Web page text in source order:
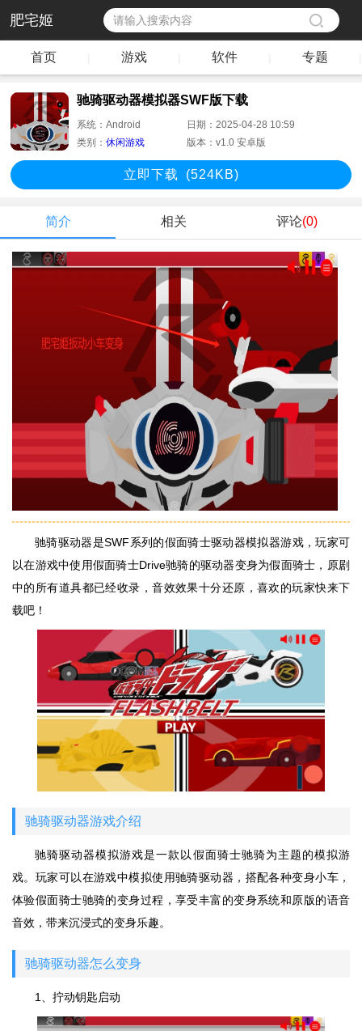
肥宅姬
首页 游戏 软件 专题
驰骑驱动器模拟器SWF版下载
系统：Android 日期：2025-04-28 10:59
类别：休闲游戏 版本：v1.0 安卓版
立即下载 (524KB)
简介 相关 评论(0)
驰骑驱动器是SWF系列的假面骑士驱动器模拟器游戏，玩家可
以在游戏中使用假面骑士Drive驰骑的驱动器变身为假面骑士，原剧
中的所有道具都已经收录，音效效果十分还原，喜欢的玩家快来下
载吧！
驰骑驱动器游戏介绍
驰骑驱动器模拟游戏是一款以假面骑士驰骑为主题的模拟游
戏。玩家可以在游戏中模拟使用驰骑驱动器，搭配各种变身小车，
体验假面骑士驰骑的变身过程，享受丰富的变身系统和原版的语音
音效，带来沉浸式的变身乐趣。
驰骑驱动器怎么变身
1、拧动钥匙启动